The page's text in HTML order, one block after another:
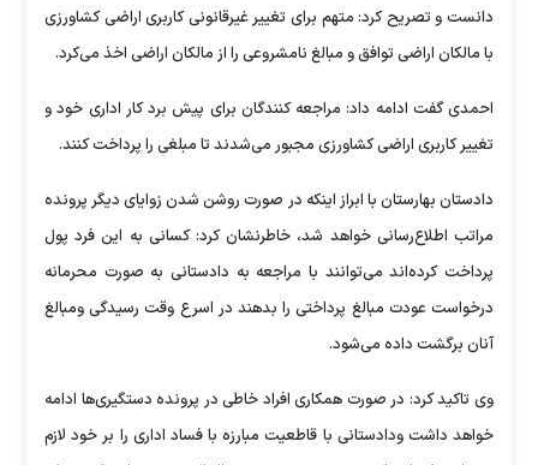
دانست و تصریح کرد: متهم برای تغییر غیرقانونی کاربری اراضی کشاورزی
با مالکان اراضی توافق و مبالغ نامشروعی را از مالکان اراضی اخذ می‌کرد.
احمدی گفت ادامه داد: مراجعه کنندگان برای پیش برد کار اداری خود و
تغییر کاربری اراضی کشاورزی مجبور می‌شدند تا مبلغی را پرداخت کنند.
دادستان بهارستان با ابراز اینکه در صورت روشن شدن زوایای دیگر پرونده
مراتب اطلاع‌رسانی خواهد شد، خاطرنشان کرد: کسانی به این فرد پول
پرداخت کرده‌اند می‌توانند با مراجعه به دادستانی به صورت محرمانه
درخواست عودت مبالغ پرداختی را بدهند در اسرع وقت رسیدگی ومبالغ
آنان برگشت داده می‌شود.
وی تاکید کرد: در صورت همکاری افراد خاطی در پرونده دستگیری‌ها ادامه
خواهد داشت ودادستانی با قاطعیت مبارزه با فساد اداری را بر خود لازم